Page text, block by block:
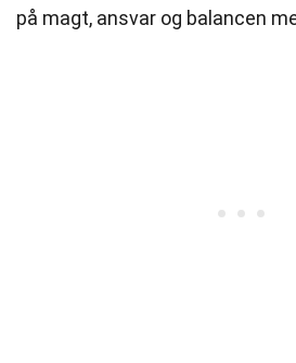
på magt, ansvar og balancen